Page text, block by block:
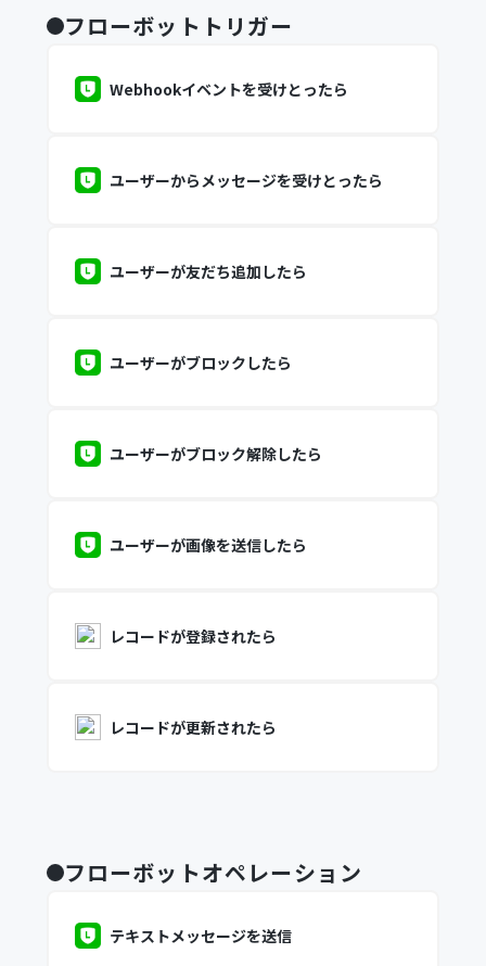
フローボットトリガー
Webhookイベントを受けとったら
ユーザーからメッセージを受けとったら
ユーザーが友だち追加したら
ユーザーがブロックしたら
ユーザーがブロック解除したら
ユーザーが画像を送信したら
レコードが登録されたら
レコードが更新されたら
フローボットオペレーション
テキストメッセージを送信